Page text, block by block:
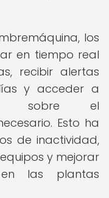
los
en tiempo real
recibir alertas
y acceder a
sobre el
Esto ha
de inactividad,
y mejorar
las plantas